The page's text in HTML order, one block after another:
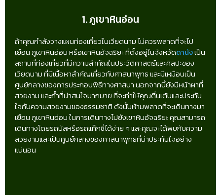
1. ภูเขาหินอ่อน
ถ้าคุณกำลังวางแผนท่องเที่ยวในเวียดนาม ไม่ควรพลาดที่จะไป
เยือน ภูเขาหินอ่อน หรือเขาหินอัจฉริยะ ที่ตั้งอยู่ในจังหวัดดานังเป็น
สถานที่ท่องเที่ยวที่มีความสำคัญในประวัติศาสตร์และศิลปะของ
เวียดนาม ที่มีเนื้อหาสำคัญเกี่ยวกับศาสนาพุทธ และมีเหมือนเป็น
ศูนย์กลางของการประกอบพิธีทางศาสนา นอกจากนี้ยังมีหน้าผาที่
สวยงาม และถ้ำที่น่าสนใจมากมาย ที่จะทำให้คุณตื่นเต้นและประทับ
ใจกับความสวยงามของธรรมชาติ ดังนั้นห้ามพลาดที่จะเดินทางมา
เยือน ภูเขาหินอ่อน ในการเดินทางไปยังเขาหินอัจฉริยะ คุณสามารถ
เดินทางโดยรถบัสหรือรถแท็กซี่ได้ง่าย ๆ และคุณจะได้พบกับความ
สวยงามและเป็นศูนย์กลางของศาสนาพุทธที่น่าประทับใจอย่าง
แน่นอน